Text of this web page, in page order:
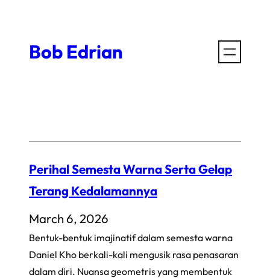
contentBob Edrian
Perihal Semesta Warna Serta Gelap
Terang Kedalamannya
March 6, 2026
Bentuk-bentuk imajinatif dalam semesta warna
Daniel Kho berkali-kali mengusik rasa penasaran
dalam diri. Nuansa geometris yang membentuk